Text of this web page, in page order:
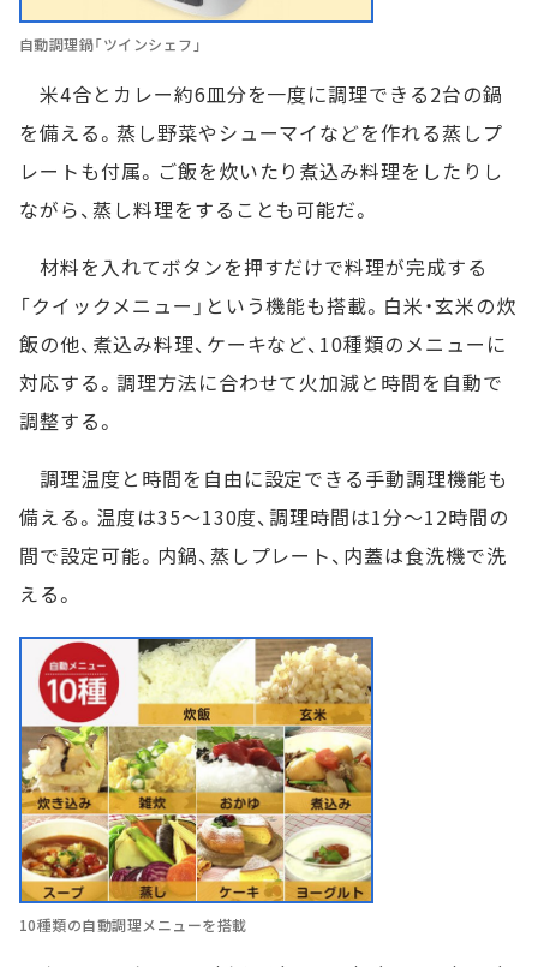
自動調理鍋「ツインシェフ」
米4合とカレー約6皿分を一度に調理できる2台の鍋
を備える。蒸し野菜やシューマイなどを作れる蒸しプ
レートも付属。ご飯を炊いたり煮込み料理をしたりし
ながら、蒸し料理をすることも可能だ。
材料を入れてボタンを押すだけで料理が完成する
「クイックメニュー」という機能も搭載。白米・玄米の炊
飯の他、煮込み料理、ケーキなど、10種類のメニューに
対応する。調理方法に合わせて火加減と時間を自動で
調整する。
調理温度と時間を自由に設定できる手動調理機能も
備える。温度は35～130度、調理時間は1分～12時間の
間で設定可能。内鍋、蒸しプレート、内蓋は食洗機で洗
える。
10種類の自動調理メニューを搭載